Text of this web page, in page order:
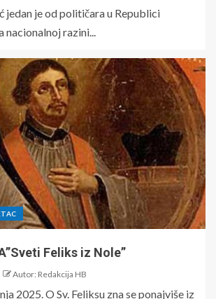
jedan je od političara u Republici
nacionalnoj razini...
Feliks iz Nole”
Autor: Redakcija HB
2025. O Sv. Feliksu zna se ponajviše iz